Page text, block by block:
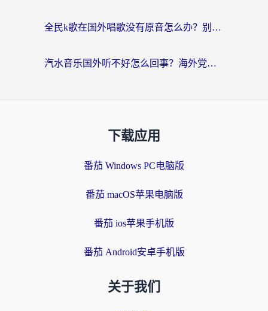
全民k歌在国外唱歌没有原音怎么办？别让地域限制毁了你的麦霸时刻
汽水音乐国外听不好怎么回事？海外党亲测有效的回国加速方案来了
下载应用
番茄 Windows PC电脑版
番茄 macOS苹果电脑版
番茄 ios苹果手机版
番茄 Android安卓手机版
关于我们